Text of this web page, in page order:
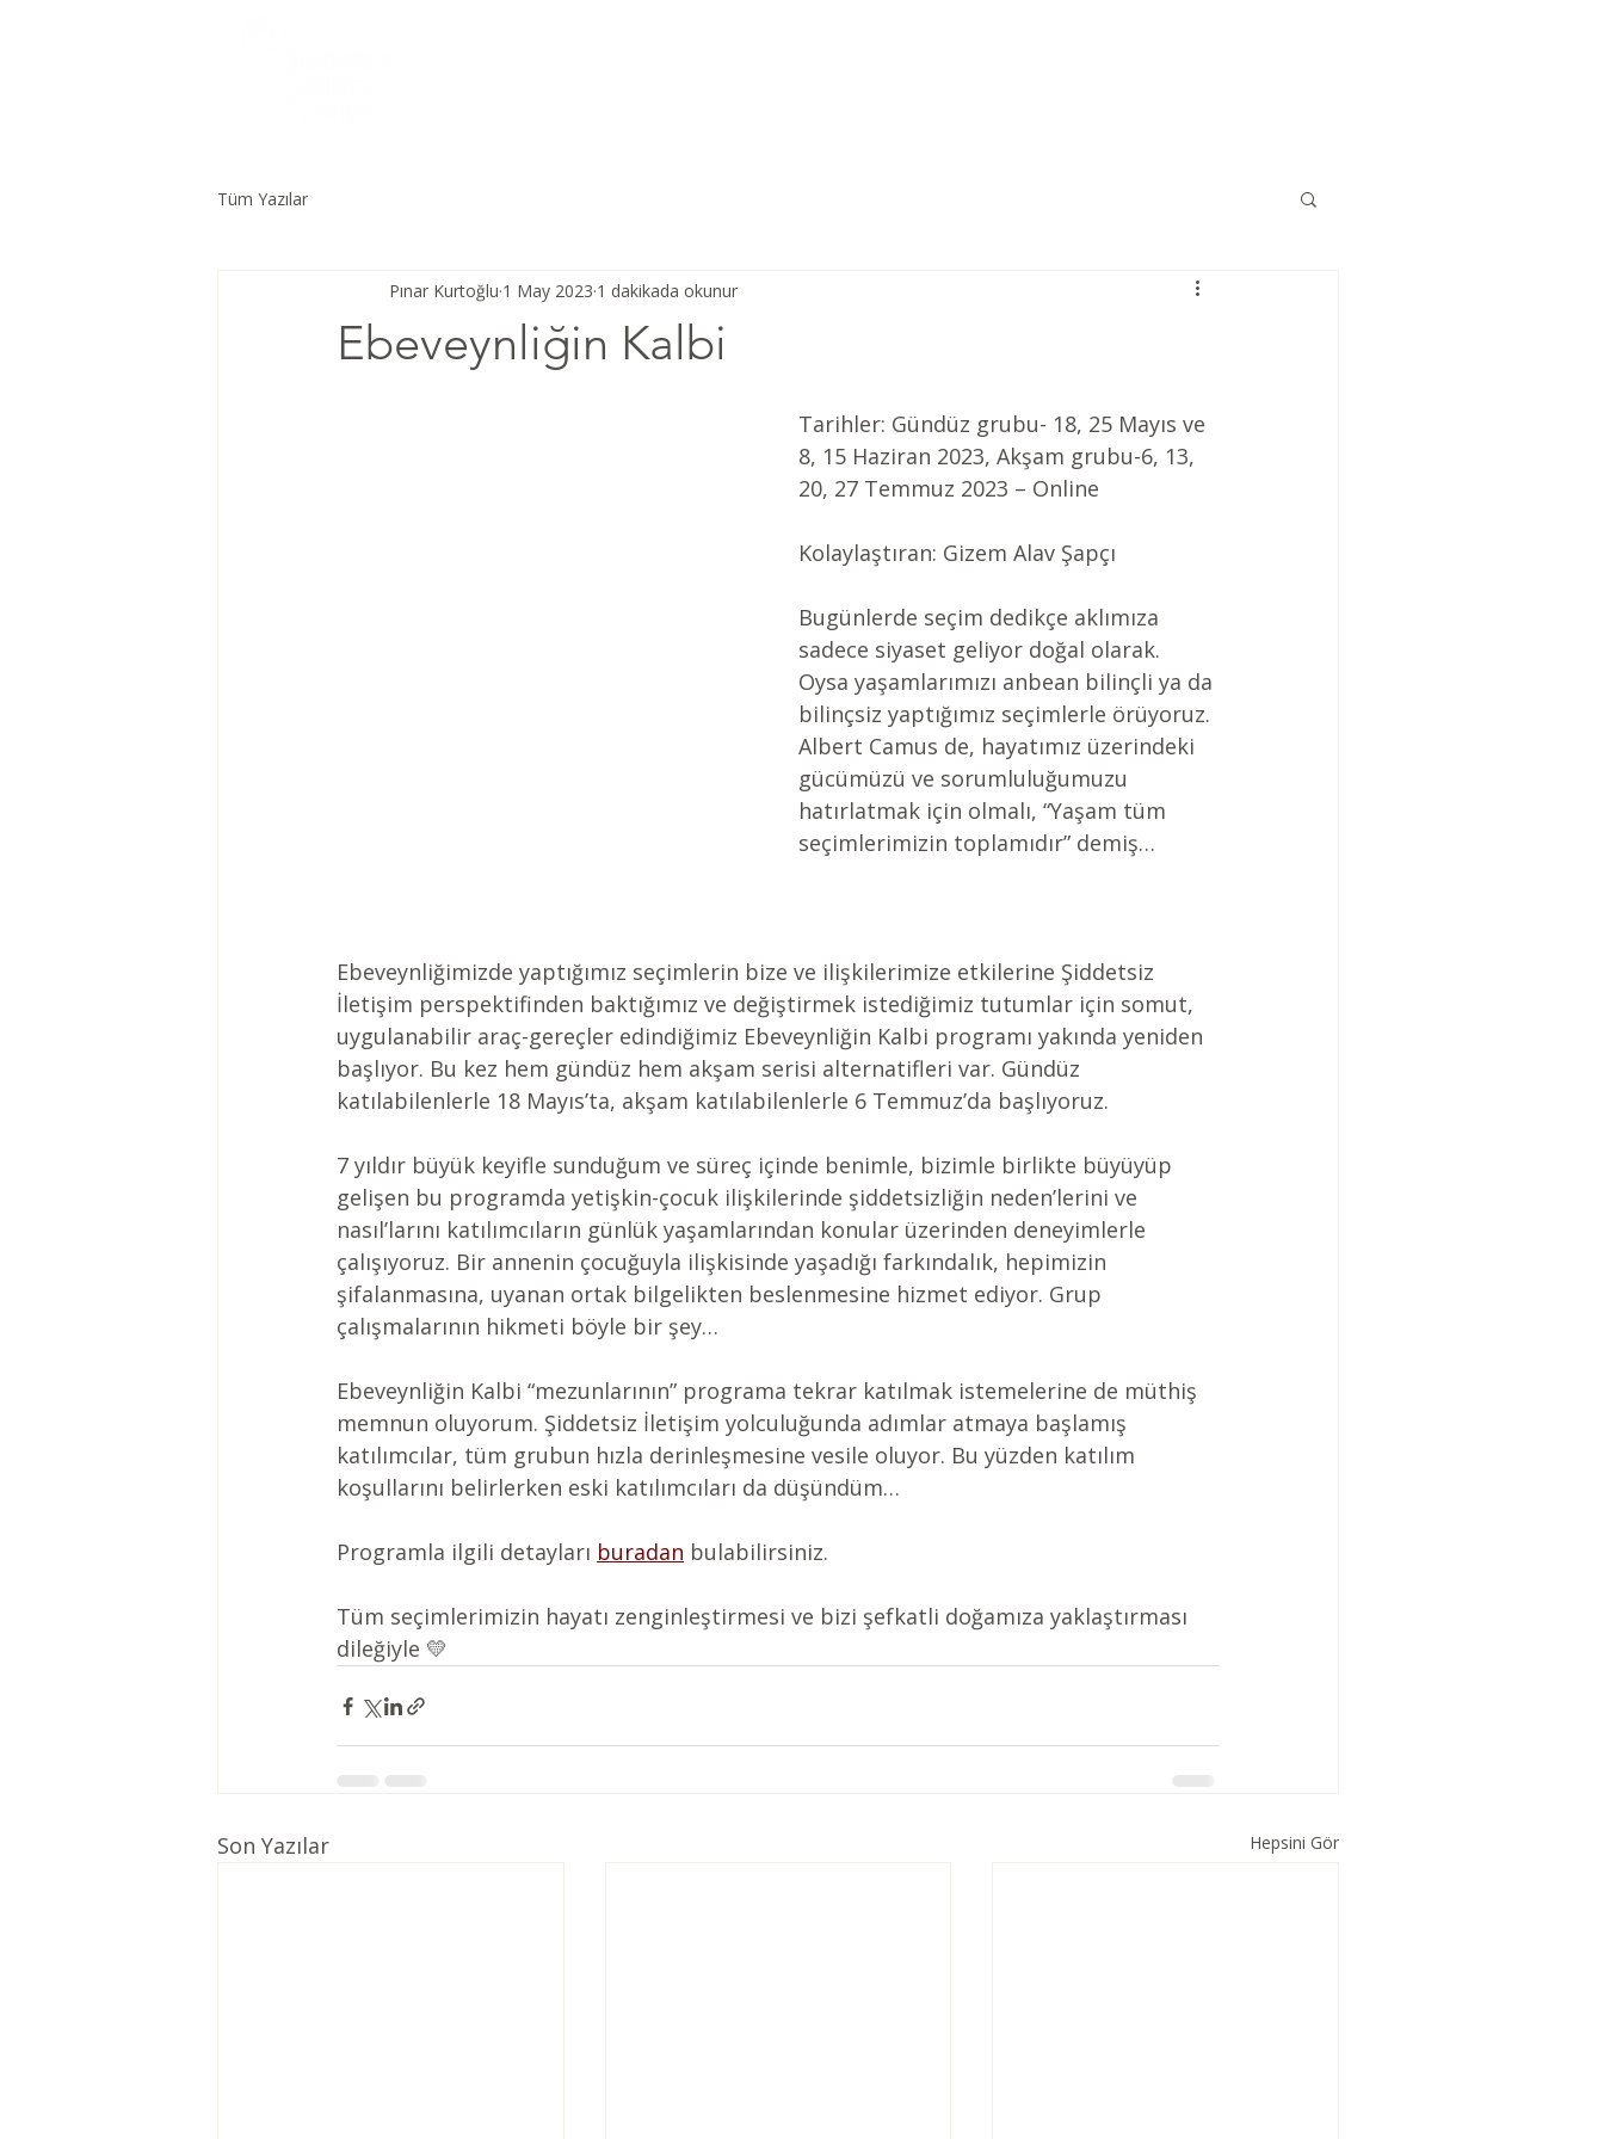
Tüm Yazılar
Ebeveynliğin Kalbi
Pınar Kurtoğlu 1 May 2023 1 dakikada okunur
Tarihler: Gündüz grubu- 18, 25 Mayıs ve
8, 15 Haziran 2023, Akşam grubu-6, 13,
20, 27 Temmuz 2023 – Online
Kolaylaştıran: Gizem Alav Şapçı
Bugünlerde seçim dedikçe aklımıza
sadece siyaset geliyor doğal olarak.
Oysa yaşamlarımızı anbean bilinçli ya da
bilinçsiz yaptığımız seçimlerle örüyoruz.
Albert Camus de, hayatımız üzerindeki
gücümüzü ve sorumluluğumuzu
hatırlatmak için olmalı, “Yaşam tüm
seçimlerimizin toplamıdır” demiş…
Ebeveynliğimizde yaptığımız seçimlerin bize ve ilişkilerimize etkilerine Şiddetsiz
İletişim perspektifinden baktığımız ve değiştirmek istediğimiz tutumlar için somut,
uygulanabilir araç-gereçler edindiğimiz Ebeveynliğin Kalbi programı yakında yeniden
başlıyor. Bu kez hem gündüz hem akşam serisi alternatifleri var. Gündüz
katılabilenlerle 18 Mayıs’ta, akşam katılabilenlerle 6 Temmuz’da başlıyoruz.
7 yıldır büyük keyifle sunduğum ve süreç içinde benimle, bizimle birlikte büyüyüp
gelişen bu programda yetişkin-çocuk ilişkilerinde şiddetsizliğin neden’lerini ve
nasıl’larını katılımcıların günlük yaşamlarından konular üzerinden deneyimlerle
çalışıyoruz. Bir annenin çocuğuyla ilişkisinde yaşadığı farkındalık, hepimizin
şifalanmasına, uyanan ortak bilgelikten beslenmesine hizmet ediyor. Grup
çalışmalarının hikmeti böyle bir şey…
Ebeveynliğin Kalbi “mezunlarının” programa tekrar katılmak istemelerine de müthiş
memnun oluyorum. Şiddetsiz İletişim yolculuğunda adımlar atmaya başlamış
katılımcılar, tüm grubun hızla derinleşmesine vesile oluyor. Bu yüzden katılım
koşullarını belirlerken eski katılımcıları da düşündüm…
Programla ilgili detayları buradan bulabilirsiniz.
Tüm seçimlerimizin hayatı zenginleştirmesi ve bizi şefkatli doğamıza yaklaştırması
dileğiyle 💛
Son Yazılar Hepsini Gör